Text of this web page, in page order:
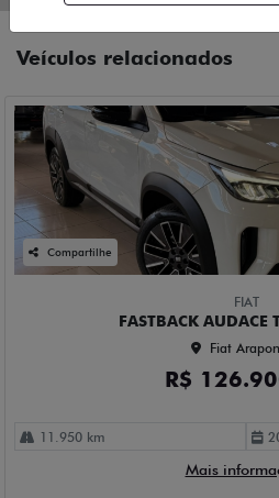
Veículos relacionados
Compartilhe
FIAT
FASTBACK AUDACE
Fiat
R$
11.950 km
Mais